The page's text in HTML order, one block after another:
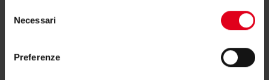
delNecessari
Preferenze
Hai bisogno di supporto per R171P?
Se hai bisogno di ulteriori informazioni contatta il
consulente tecnico o commerciale di zona.